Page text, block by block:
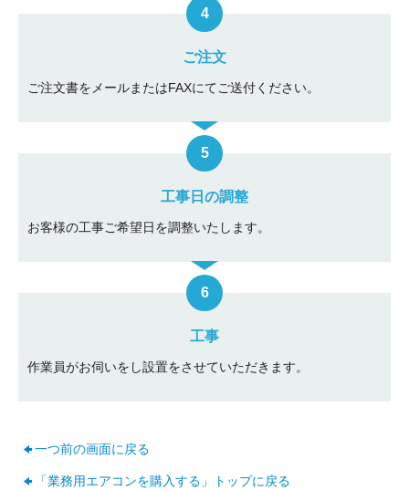
ご注文
ご注文書をメールまたはFAXにてご送付ください。
工事日の調整
お客様の工事ご希望日を調整いたします。
工事
作業員がお伺いをし設置をさせていただきます。
一つ前の画面に戻る
「業務用エアコンを購入する」トップに戻る